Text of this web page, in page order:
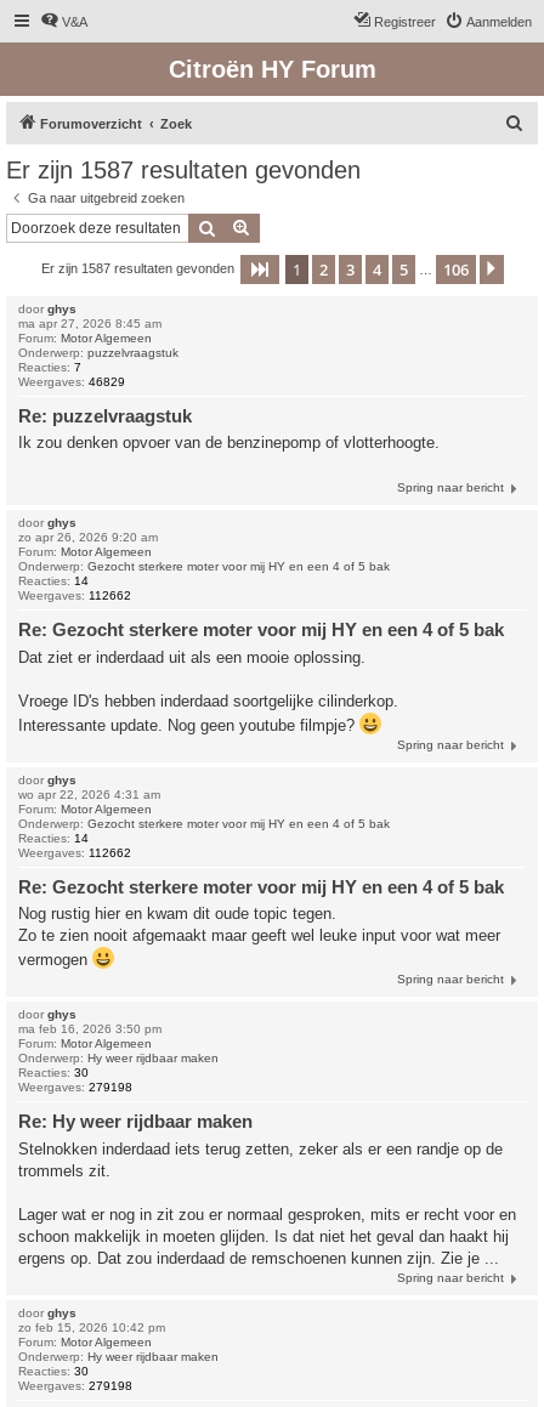
V&A Aanmelden
Registreer
Citroën HY Forum
Forumoverzicht Zoek
Er zijn 1587 resultaten gevonden
Ga naar uitgebreid zoeken
Zoek
Er zijn 1587 resultaten gevonden Pagina van 106
1 2 3 4 5 106
door ghys
ma apr 27, 2026 8:45 am
Forum: Motor Algemeen
Onderwerp: puzzelvraagstuk
Reacties: 7
Weergaves: 46829
Re: puzzelvraagstuk
Ik zou denken opvoer van de benzinepomp of vlotterhoogte.
Spring naar bericht
door ghys
zo apr 26, 2026 9:20 am
Forum: Motor Algemeen
Onderwerp: Gezocht sterkere moter voor mij HY en een 4 of 5 bak
Reacties: 14
Weergaves: 112662
Re: Gezocht sterkere moter voor mij HY en een 4 of 5 bak
Dat ziet er inderdaad uit als een mooie oplossing.
Vroege ID's hebben inderdaad soortgelijke cilinderkop.
Interessante update. Nog geen youtube filmpje?
Spring naar bericht
door ghys
wo apr 22, 2026 4:31 am
Forum: Motor Algemeen
Onderwerp: Gezocht sterkere moter voor mij HY en een 4 of 5 bak
Reacties: 14
Weergaves: 112662
Re: Gezocht sterkere moter voor mij HY en een 4 of 5 bak
Nog rustig hier en kwam dit oude topic tegen.
Zo te zien nooit afgemaakt maar geeft wel leuke input voor wat meer
vermogen
Spring naar bericht
door ghys
ma feb 16, 2026 3:50 pm
Forum: Motor Algemeen
Onderwerp: Hy weer rijdbaar maken
Reacties: 30
Weergaves: 279198
Re: Hy weer rijdbaar maken
Stelnokken inderdaad iets terug zetten, zeker als er een randje op de
trommels zit.
Lager wat er nog in zit zou er normaal gesproken, mits er recht voor en
schoon makkelijk in moeten glijden. Is dat niet het geval dan haakt hij
ergens op. Dat zou inderdaad de remschoenen kunnen zijn. Zie je ...
Spring naar bericht
door ghys
zo feb 15, 2026 10:42 pm
Forum: Motor Algemeen
Onderwerp: Hy weer rijdbaar maken
Reacties: 30
Weergaves: 279198